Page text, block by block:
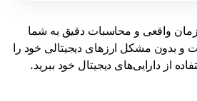
واقعی و محاسبات دقیق به شما
و بدون مشکل ارزهای دیجیتالی خود را
از دارایی‌های دیجیتال خود ببرید.